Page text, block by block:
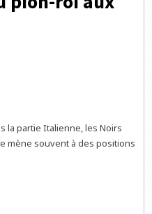
la partie Italienne, les Noirs
mène souvent à des positions